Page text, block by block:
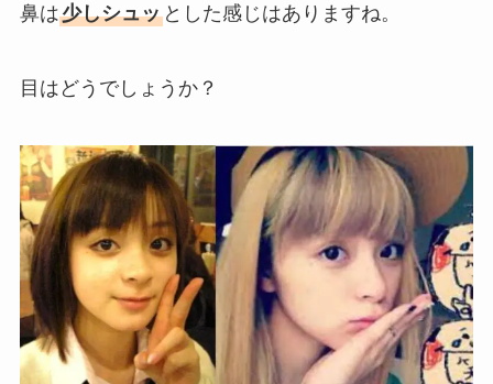
鼻は少しシュッとした感じはありますね。
目はどうでしょうか？